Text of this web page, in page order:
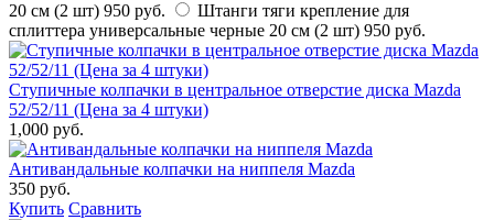
20 см (2 шт) 950 руб.
Штанги тяги крепление для
сплиттера универсальные черные 20 см (2 шт) 950 руб.
Ступичные колпачки в центральное отверстие диска Mazda
52/52/11 (Цена за 4 штуки)
1,000 руб.
Антивандальные колпачки на ниппеля Mazda
350 руб.
Купить Сравнить